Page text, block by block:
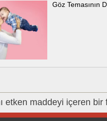
Göz Temasının
etken maddeyi içeren bir